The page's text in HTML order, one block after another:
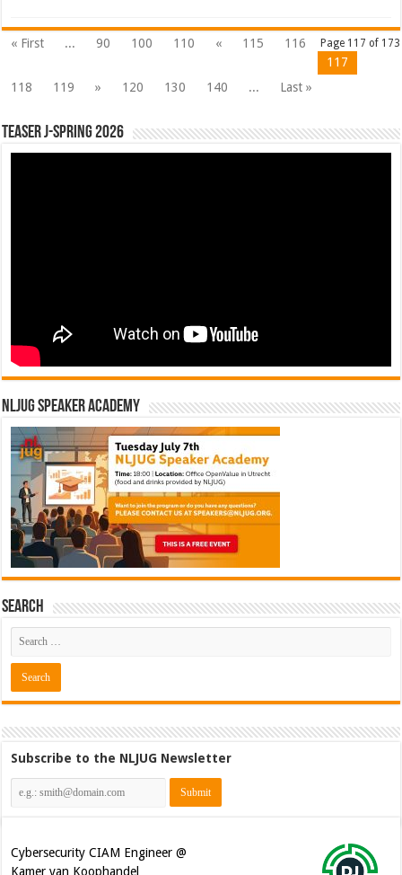
Page 117 of 173
« First ... 90 100 110 « 115
116
117
118
119 » 120 130 140 ... Last »
Teaser J-Spring 2026
NLJUG Speaker Academy
Search
Subscribe to the NLJUG Newsletter
Kamer van Koophandel